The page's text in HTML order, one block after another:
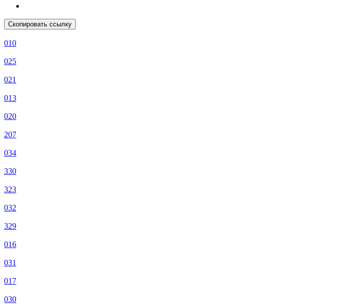
Скопировать ссылку
010
025
021
013
020
207
034
330
323
032
329
016
031
017
030